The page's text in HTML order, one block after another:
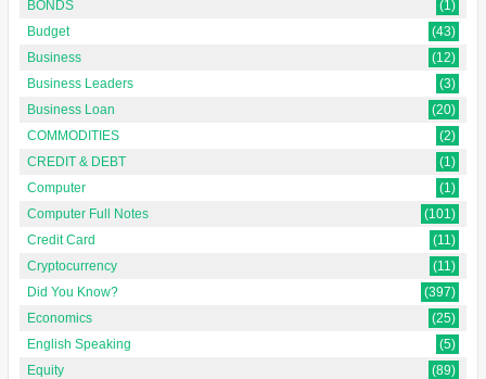
BONDS
(1)
Budget
(43)
Business
(12)
Business Leaders
(3)
Business Loan
(20)
COMMODITIES
(2)
CREDIT & DEBT
(1)
Computer
(1)
Computer Full Notes
(101)
Credit Card
(11)
Cryptocurrency
(11)
Did You Know?
(397)
Economics
(25)
English Speaking
(5)
Equity
(89)